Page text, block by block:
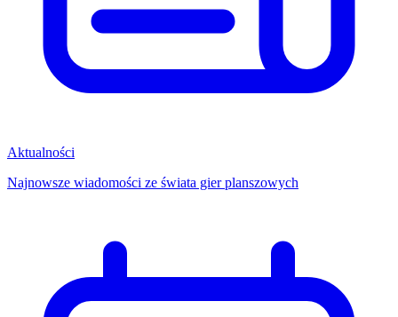
Aktualności
Najnowsze wiadomości ze świata gier planszowych